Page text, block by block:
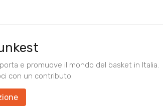
e promuove il mondo del basket in Italia.
con un contributo.